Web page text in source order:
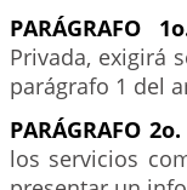
PARÁGRAFO
Privada, exigirá
parágrafo 1 del
PARÁGRAFO 2o.
los servicios